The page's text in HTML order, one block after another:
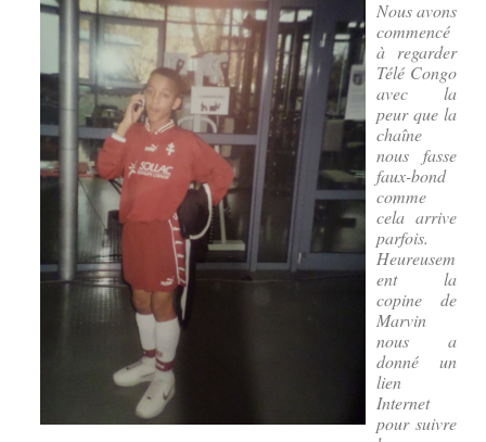
Nous avons
commencé
à regarder
Télé Congo
avec la
peur que la
chaîne
nous fasse
faux-bond
comme
cela arrive
parfois.
Heureusem
ent la
copine de
Marvin
nous a
donné un
lien
Internet
pour suivre